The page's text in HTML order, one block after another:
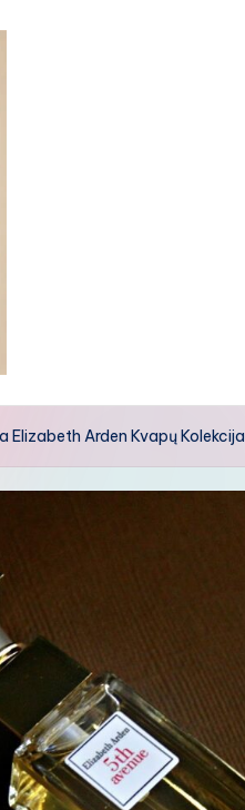
Elizabeth Arden Kvapų Kolekcija